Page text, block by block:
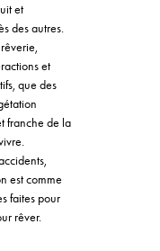
et
des autres.
et
que des
franche de la
est comme
faites pour
rêver.